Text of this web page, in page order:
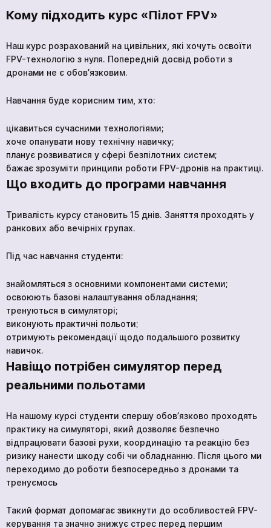
Кому підходить курс «Пілот FPV»
Наш курс розрахований на цивільних, які хочуть освоїти
FPV-технологію з нуля. Попередній досвід роботи з
дронами не є обов’язковим.
Навчання буде корисним тим, хто:
цікавиться сучасними технологіями;
хоче опанувати нову технічну навичку;
планує розвиватися у сфері безпілотних систем;
бажає зрозуміти принципи роботи FPV-дронів на практиці.
Що входить до програми навчання
Тривалість курсу становить 15 днів. Заняття проходять у
ранкових або вечірніх групах.
Під час навчання студенти:
знайомляться з основними компонентами системи;
освоюють базові налаштування обладнання;
тренуються в симуляторі;
виконують практичні польоти;
отримують рекомендації щодо подальшого розвитку
навичок.
Навіщо потрібен симулятор перед
реальними польотами
На нашому курсі студенти спершу обовʼязково проходять
практику на симуляторі, який дозволяє безпечно
відпрацювати базові рухи, координацію та реакцію без
ризику нанести шкоду собі чи обладнанню. Після цього ми
переходимо до роботи безпосередньо з дронами та
тренуємось
Такий формат допомагає звикнути до особливостей FPV-
керування та значно знижує стрес перед першим